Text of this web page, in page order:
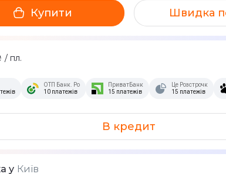
Купити Швидка
/ пл.
ОТП Банк. Розстрочка Скибочка.
10 платежів
ПриватБанк
15 платежів
Це Розстрочка
15 платежів
В кредит
у Київ